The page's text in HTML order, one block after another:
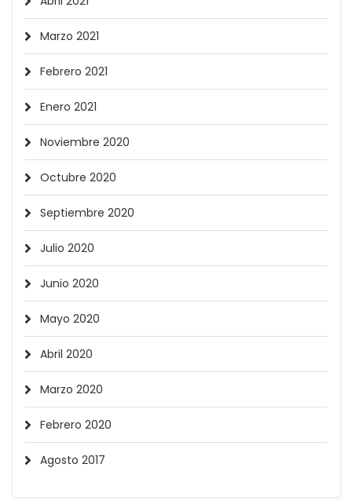
Marzo 2021
Febrero 2021
Enero 2021
Noviembre 2020
Octubre 2020
Septiembre 2020
Julio 2020
Junio 2020
Mayo 2020
Abril 2020
Marzo 2020
Febrero 2020
Agosto 2017